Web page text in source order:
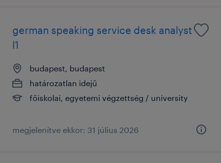
german speaking service desk analyst
l1
budapest, budapest
határozatlan idejű
főiskolai, egyetemi végzettség / university
megjelenítve ekkor: 31 július 2026